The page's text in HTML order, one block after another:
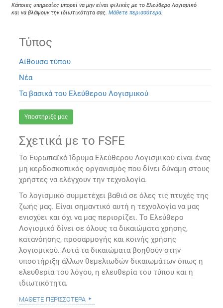
Κάποιες υπηρεσίες μπορεί να μην είναι φιλικές με το Ελεύθερο Λογισμικό
και να βλάψουν την ιδιωτικότητα σας.Μάθετε περισσότερα.
Τύπος
Αίθουσα τύπου
Νέα
Τα βασικά του Ελεύθερου Λογισμικού
Υποστήριξέ μας
Σχετικά με το FSFE
Το Ευρωπαϊκό Ίδρυμα Ελεύθερου Λογισμικού είναι ένας
μη κερδοσκοπικός οργανισμός που δίνει δύναμη στους
χρήστες να ελέγχουν την τεχνολογία.
Το λογισμικό συμμετέχει βαθιά σε όλες τις πτυχές της
ζωής μας. Είναι σημαντικό αυτή η τεχνολογία να μας
ενισχύει και όχι να μας περιορίζει. Το Ελεύθερο
Λογισμικό δίνει σε όλους τα δικαιώματα χρήσης,
κατανόησης, προσαρμογής και κοινής χρήσης
λογισμικού. Αυτά τα δικαιώματα βοηθούν στην
υποστήριξη άλλων θεμελιωδών δικαιωμάτων όπως η
ελευθερία του λόγου, η ελευθερία του τύπου και η
ιδιωτικότητα.
μάθετε περισσότερα